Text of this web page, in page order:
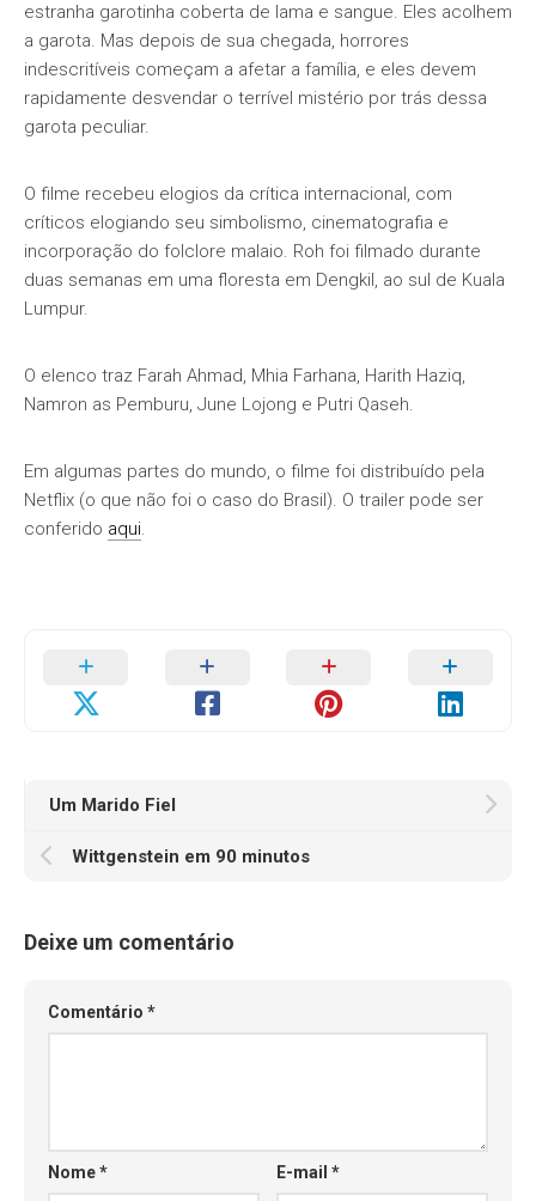
estranha garotinha coberta de lama e sangue. Eles acolhem
a garota. Mas depois de sua chegada, horrores
indescritíveis começam a afetar a família, e eles devem
rapidamente desvendar o terrível mistério por trás dessa
garota peculiar.
O filme recebeu elogios da crítica internacional, com
críticos elogiando seu simbolismo, cinematografia e
incorporação do folclore malaio. Roh foi filmado durante
duas semanas em uma floresta em Dengkil, ao sul de Kuala
Lumpur.
O elenco traz Farah Ahmad, Mhia Farhana, Harith Haziq,
Namron as Pemburu, June Lojong e Putri Qaseh.
Em algumas partes do mundo, o filme foi distribuído pela
Netflix (o que não foi o caso do Brasil). O trailer pode ser
conferido aqui.
Um Marido Fiel
Wittgenstein em 90 minutos
Deixe um comentário
Comentário *
Nome* E-mail*